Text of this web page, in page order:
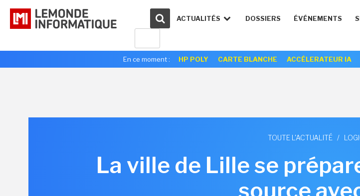
ACTUALITÉS DOSSIERS ÉVÉNEMENTS
En ce moment : HP POLY CARTE BLANCHE ACCÉLERATEUR IA
TOUTE L'ACTUALITÉ /
La ville de Lille se
source